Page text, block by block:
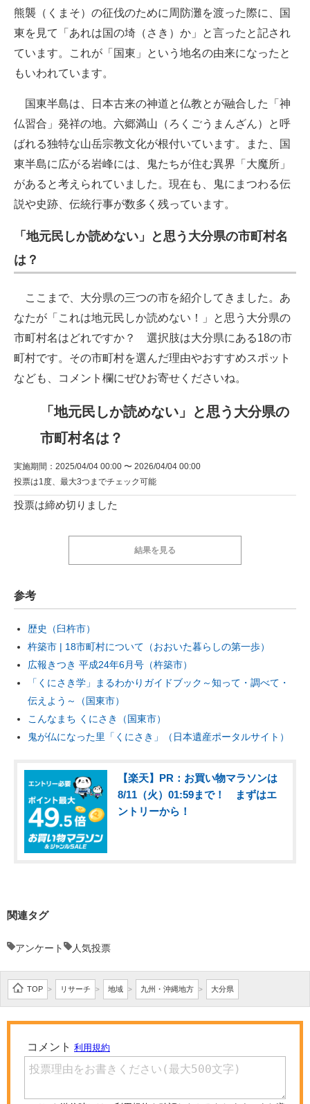
熊襲（くまそ）の征伐のために周防灘を渡った際に、国
東を見て「あれは国の埼（さき）か」と言ったと記され
ています。これが「国東」という地名の由来になったと
もいわれています。
国東半島は、日本古来の神道と仏教とが融合した「神
仏習合」発祥の地。六郷満山（ろくごうまんざん）と呼
ばれる独特な山岳宗教文化が根付いています。また、国
東半島に広がる岩峰には、鬼たちが住む異界「大魔所」
があると考えられていました。現在も、鬼にまつわる伝
説や史跡、伝統行事が数多く残っています。
「地元民しか読めない」と思う大分県の市町村名
は？
ここまで、大分県の三つの市を紹介してきました。あ
なたが「これは地元民しか読めない！」と思う大分県の
市町村名はどれですか？ 選択肢は大分県にある18の市
町村です。その市町村を選んだ理由やおすすめスポット
なども、コメント欄にぜひお寄せくださいね。
「地元民しか読めない」と思う大分県の
市町村名は？
実施期間：2025/04/04 00:00 〜 2026/04/04 00:00
投票は1度、最大3つまでチェック可能
投票は締め切りました
結果を見る
参考
歴史（臼杵市）
杵築市 | 18市町村について（おおいた暮らしの第一歩）
広報きつき 平成24年6月号（杵築市）
「くにさき学」まるわかりガイドブック～知って・調べて・
伝えよう～（国東市）
こんなまち くにさき（国東市）
鬼が仏になった里「くにさき」（日本遺産ポータルサイト）
【楽天】PR：お買い物マラソンは
8/11（火）01:59まで！ まずはエ
ントリーから！
関連タグ
アンケート 人気投票
TOP > リサーチ > 地域 > 九州・沖縄地方 > 大分県